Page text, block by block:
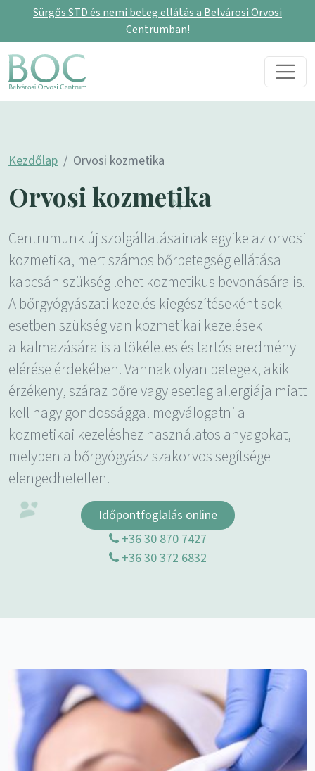
Sürgős STD és nemi beteg ellátás a Belvárosi Orvosi
Centrumban!
Skip to content
Main Navigation
Kezdőlap Orvosi kozmetika
Orvosi kozmetika
Centrumunk új szolgáltatásainak egyike az orvosi
kozmetika, mert számos bőrbetegség ellátása
kapcsán szükség lehet kozmetikus bevonására is.
A bőrgyógyászati kezelés kiegészítéseként sok
esetben szükség van kozmetikai kezelések
alkalmazására is a tökéletes és tartós eredmény
elérése érdekében. Vannak olyan betegek, akik
érzékeny, száraz bőre vagy esetleg allergiája miatt
kell nagy gondossággal megválogatni a
kozmetikai kezeléshez használatos anyagokat,
melyben a bőrgyógyász szakorvos segítsége
elengedhetetlen.
Időpontfoglalás online
+36 30 870 7427
+36 30 372 6832